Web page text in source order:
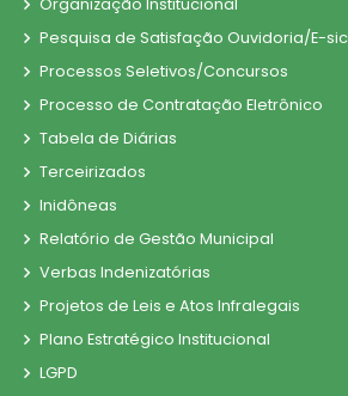
Organização Institucional
Pesquisa de Satisfação Ouvidoria/E-sic
Processos Seletivos/Concursos
Processo de Contratação Eletrônico
Tabela de Diárias
Terceirizados
Inidôneas
Relatório de Gestão Municipal
Verbas Indenizatórias
Projetos de Leis e Atos Infralegais
Plano Estratégico Institucional
LGPD